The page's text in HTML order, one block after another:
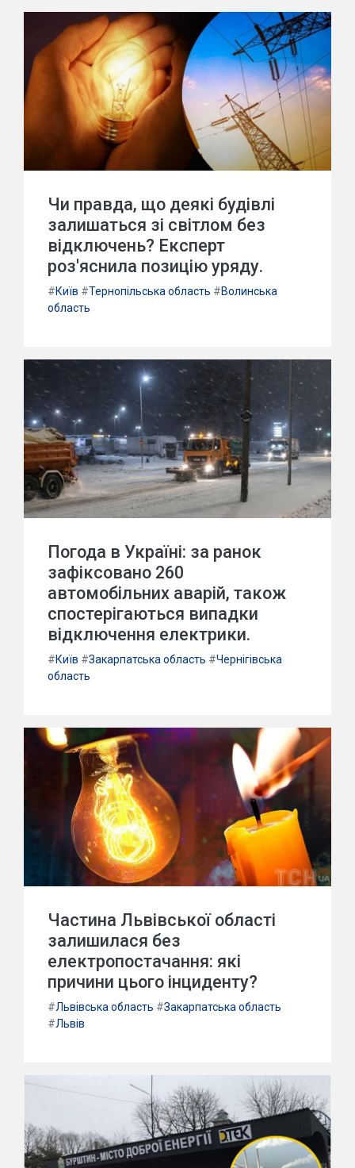
Чи правда, що деякі будівлі
залишаться зі світлом без
відключень? Експерт
роз'яснила позицію уряду.
#Київ #Тернопільська область #Волинська
область
Погода в Україні: за ранок
зафіксовано 260
автомобільних аварій, також
спостерігаються випадки
відключення електрики.
#Київ #Закарпатська область #Чернігівська
область
Частина Львівської області
залишилася без
електропостачання: які
причини цього інциденту?
#Львівська область #Закарпатська область
#Львів